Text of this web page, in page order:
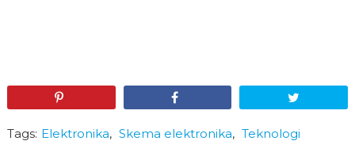
Tags: Elektronika, Skema elektronika, Teknologi